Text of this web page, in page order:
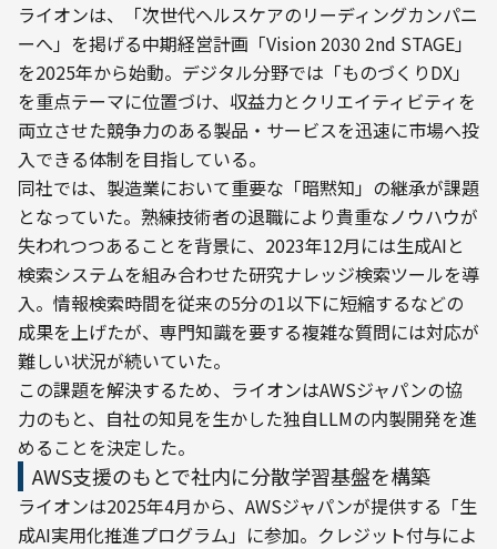
ライオンは、「次世代ヘルスケアのリーディングカンパニ
ーへ」を掲げる中期経営計画「Vision 2030 2nd STAGE」
を2025年から始動。デジタル分野では「ものづくりDX」
を重点テーマに位置づけ、収益力とクリエイティビティを
両立させた競争力のある製品・サービスを迅速に市場へ投
入できる体制を目指している。
同社では、製造業において重要な「暗黙知」の継承が課題
となっていた。熟練技術者の退職により貴重なノウハウが
失われつつあることを背景に、2023年12月には生成AIと
検索システムを組み合わせた研究ナレッジ検索ツールを導
入。情報検索時間を従来の5分の1以下に短縮するなどの
成果を上げたが、専門知識を要する複雑な質問には対応が
難しい状況が続いていた。
この課題を解決するため、ライオンはAWSジャパンの協
力のもと、自社の知見を生かした独自LLMの内製開発を進
めることを決定した。
AWS支援のもとで社内に分散学習基盤を構築
ライオンは2025年4月から、AWSジャパンが提供する「生
成AI実用化推進プログラム」に参加。クレジット付与によ